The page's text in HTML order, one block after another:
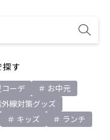
探す
コーデ
お中元
線対策グッズ
キッズ ランチ